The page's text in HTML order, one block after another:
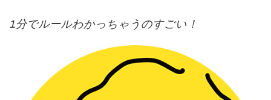
1分でルールわかっちゃうのすごい！